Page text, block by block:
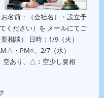
名前・（会社名）・設立予
ください）を メールにてご
相談） 日時：1/9（火）
・PM○、2/7（水）
あり、△：空少し要相